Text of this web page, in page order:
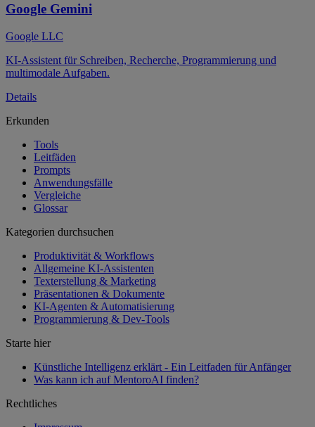
Google Gemini
Google LLC
KI-Assistent für Schreiben, Recherche, Programmierung und
multimodale Aufgaben.
Details
Erkunden
Tools
Leitfäden
Prompts
Anwendungsfälle
Vergleiche
Glossar
Kategorien durchsuchen
Produktivität & Workflows
Allgemeine KI-Assistenten
Texterstellung & Marketing
Präsentationen & Dokumente
KI-Agenten & Automatisierung
Programmierung & Dev-Tools
Starte hier
Künstliche Intelligenz erklärt - Ein Leitfaden für Anfänger
Was kann ich auf MentoroAI finden?
Rechtliches